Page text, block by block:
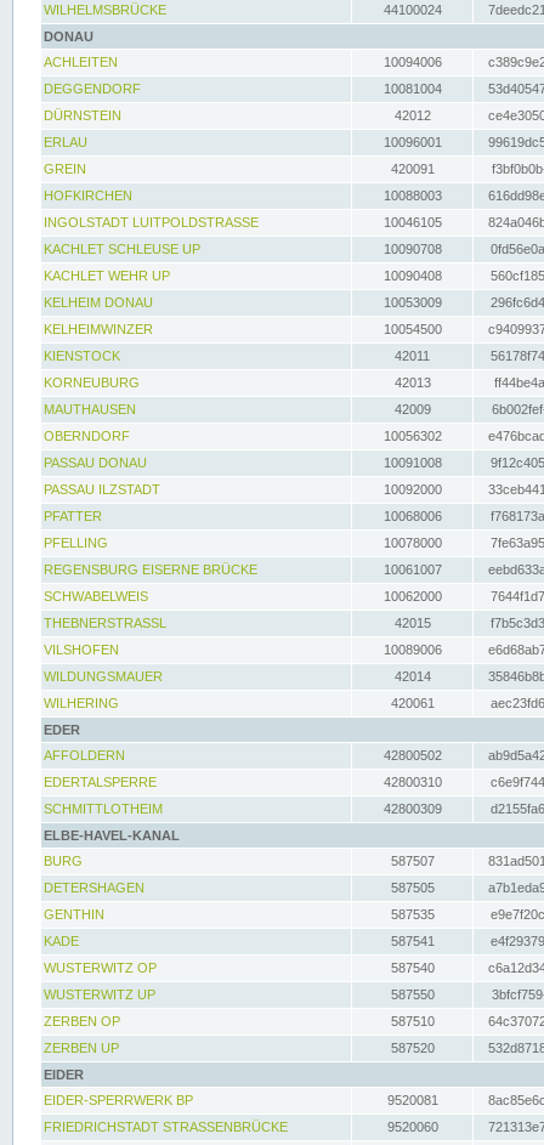
WILHELMSBRÜCKE
44100024
DONAU
ACHLEITEN
10094006
DEGGENDORF
10081004
DÜRNSTEIN
42012
ERLAU
10096001
GREIN
420091
HOFKIRCHEN
10088003
INGOLSTADT LUITPOLDSTRASSE
10046105
KACHLET SCHLEUSE UP
10090708
KACHLET WEHR UP
10090408
KELHEIM DONAU
10053009
KELHEIMWINZER
10054500
KIENSTOCK
42011
KORNEUBURG
42013
MAUTHAUSEN
42009
OBERNDORF
10056302
PASSAU DONAU
10091008
PASSAU ILZSTADT
10092000
PFATTER
10068006
PFELLING
10078000
REGENSBURG EISERNE BRÜCKE
10061007
SCHWABELWEIS
10062000
THEBNERSTRASSL
42015
VILSHOFEN
10089006
WILDUNGSMAUER
42014
WILHERING
420061
EDER
AFFOLDERN
42800502
EDERTALSPERRE
42800310
SCHMITTLOTHEIM
42800309
ELBE-HAVEL-KANAL
BURG
587507
DETERSHAGEN
587505
GENTHIN
587535
KADE
587541
WUSTERWITZ OP
587540
WUSTERWITZ UP
587550
ZERBEN OP
587510
ZERBEN UP
587520
EIDER
EIDER-SPERRWERK BP
9520081
FRIEDRICHSTADT STRASSENBRÜCKE
9520060